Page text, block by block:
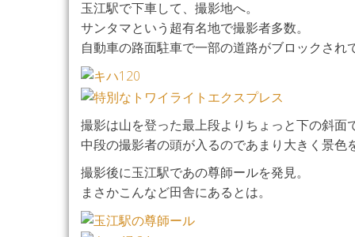
玉江駅で下車して、撮影地へ。
サンタマという超有名地で撮影者多数。
自動車の路面駐車で一部の道路がブロックされ
撮影は山を登った最上段よりちょっと下の斜面で
中段の撮影者の頭が入るのであまり大きく景色
撮影後に玉江駅であの尊師ールを発見。
まさかこんなど田舎にあるとは。